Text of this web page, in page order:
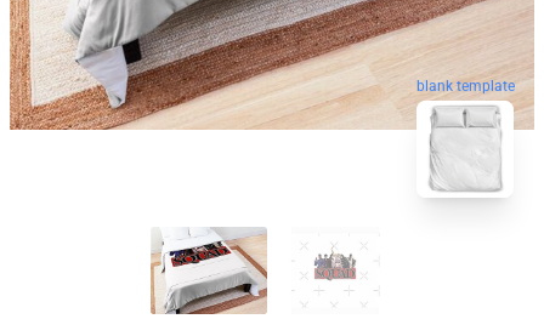
blank template